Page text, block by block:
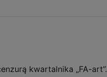
kwartalnika „FA-art”.